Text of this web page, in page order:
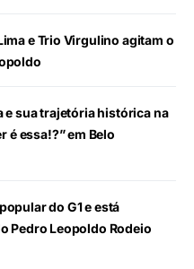
e Trio Virgulino agitam o
e sua trajetória histórica na
é essa!?” em Belo
do G1 e está
Pedro Leopoldo Rodeio